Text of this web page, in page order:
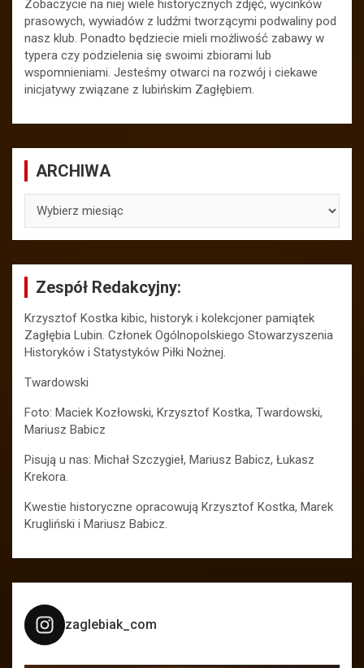
Zobaczycie na niej wiele historycznych zdjęć, wycinków
prasowych, wywiadów z ludźmi tworzącymi podwaliny pod
nasz klub. Ponadto będziecie mieli możliwość zabawy w
typera czy podzielenia się swoimi zbiorami lub
wspomnieniami. Jesteśmy otwarci na rozwój i ciekawe
inicjatywy związane z lubińskim Zagłębiem.
ARCHIWA
Zespół Redakcyjny:
Krzysztof Kostka kibic, historyk i kolekcjoner pamiątek
Zagłębia Lubin. Członek Ogólnopolskiego Stowarzyszenia
Historyków i Statystyków Piłki Nożnej.
Twardowski
Foto: Maciek Kozłowski, Krzysztof Kostka, Twardowski,
Mariusz Babicz
Pisują u nas: Michał Szczygieł, Mariusz Babicz, Łukasz
Krekora.
Kwestie historyczne opracowują Krzysztof Kostka, Marek
Krugliński i Mariusz Babicz.
zaglebiak_com